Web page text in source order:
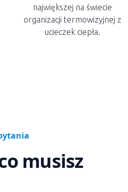
największej na świecie
organizacji termowizyjnej z
ucieczek ciepła.
musisz